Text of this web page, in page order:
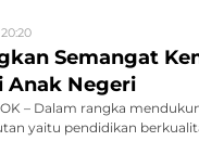
Semangat
Anak Negeri
– Dalam rangka
yaitu pendidikan